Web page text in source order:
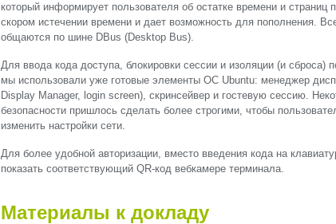
который информирует пользователя об остатке времени и страниц
скором истечении времени и дает возможность для пополнения.
общаются по шине DBus (Desktop Bus).
Для ввода кода доступа, блокировки сессии и изоляции (и сброса)
мы использовали уже готовые элементы ОС Ubuntu: менеджер
Display Manager, login screen), скринсейвер и гостевую сессию.
безопасности пришлось сделать более строгими, чтобы
изменить настройки сети.
Для более удобной авторизации, вместо введения кода на
показать соответствующий QR-код вебкамере терминала.
Материалы к докладу